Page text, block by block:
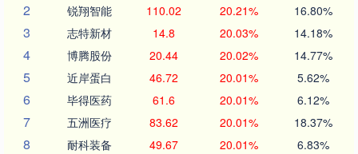
2 锐翔智能 110.02 20.21% 16.80%
3 志特新材 14.8 20.03% 14.18%
4 博腾股份 20.44 20.02% 14.77%
5 近岸蛋白 46.72 20.01% 5.62%
6 毕得医药 61.6 20.01% 6.12%
7 五洲医疗 83.62 20.01% 18.37%
8 耐科装备 49.67 20.01% 6.83%